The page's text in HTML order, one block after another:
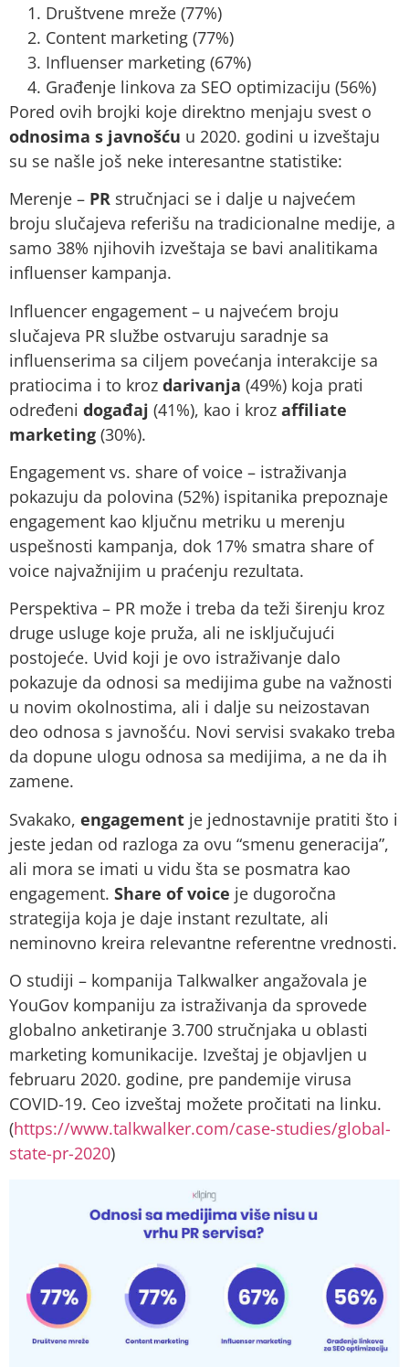
Društvene mreže (77%)
Content marketing (77%)
Influenser marketing (67%)
Građenje linkova za SEO optimizaciju (56%)
Pored ovih brojki koje direktno menjaju svest o
odnosima s javnošću u 2020. godini u izveštaju
su se našle još neke interesantne statistike:
Merenje – PR stručnjaci se i dalje u najvećem
broju slučajeva referišu na tradicionalne medije, a
samo 38% njihovih izveštaja se bavi analitikama
influenser kampanja.
Influencer engagement – u najvećem broju
slučajeva PR službe ostvaruju saradnje sa
influenserima sa ciljem povećanja interakcije sa
pratiocima i to kroz darivanja (49%) koja prati
određeni događaj (41%), kao i kroz affiliate
marketing (30%).
Engagement vs. share of voice – istraživanja
pokazuju da polovina (52%) ispitanika prepoznaje
engagement kao ključnu metriku u merenju
uspešnosti kampanja, dok 17% smatra share of
voice najvažnijim u praćenju rezultata.
Perspektiva – PR može i treba da teži širenju kroz
druge usluge koje pruža, ali ne isključujući
postojeće. Uvid koji je ovo istraživanje dalo
pokazuje da odnosi sa medijima gube na važnosti
u novim okolnostima, ali i dalje su neizostavan
deo odnosa s javnošću. Novi servisi svakako treba
da dopune ulogu odnosa sa medijima, a ne da ih
zamene.
Svakako, engagement je jednostavnije pratiti što i
jeste jedan od razloga za ovu “smenu generacija”,
ali mora se imati u vidu šta se posmatra kao
engagement. Share of voice je dugoročna
strategija koja je daje instant rezultate, ali
neminovno kreira relevantne referentne vrednosti.
O studiji – kompanija Talkwalker angažovala je
YouGov kompaniju za istraživanja da sprovede
globalno anketiranje 3.700 stručnjaka u oblasti
marketing komunikacije. Izveštaj je objavljen u
februaru 2020. godine, pre pandemije virusa
COVID-19. Ceo izveštaj možete pročitati na linku.
(https://www.talkwalker.com/case-studies/global-
state-pr-2020)